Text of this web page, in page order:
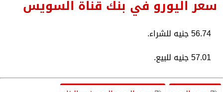
سعر اليورو في بنك قناة السويس
56.74 جنيه للشراء.
57.01 جنيه للبيع.